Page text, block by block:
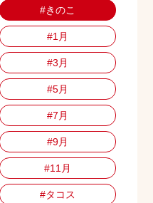
#きのこ
#1月
#3月
#5月
#7月
#9月
#11月
#タコス